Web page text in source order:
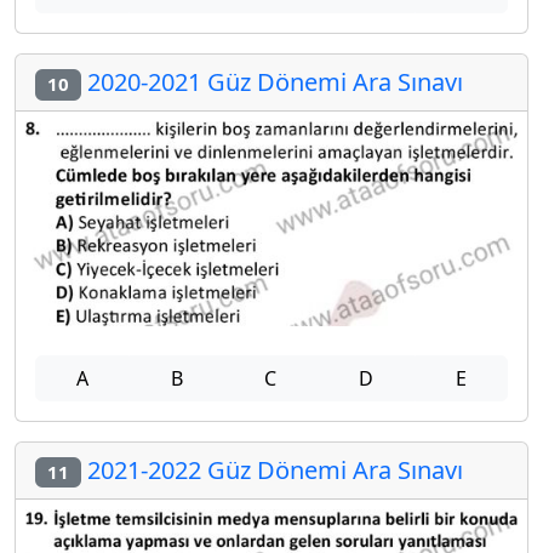
10 2020-2021 Güz Dönemi Ara Sınavı
A B C D E
11 2021-2022 Güz Dönemi Ara Sınavı